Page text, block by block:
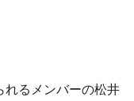
るメンバーの松井